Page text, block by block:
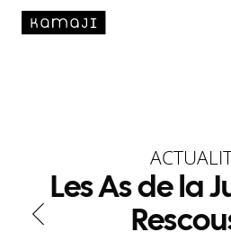
Les As de la